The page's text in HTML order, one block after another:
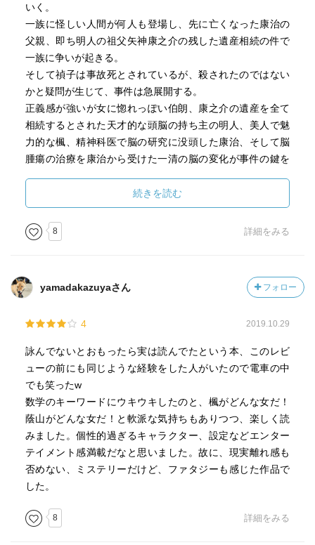
いく。
一族に怪しい人間が何人も登場し、先に亡くなった康治の
父親、即ち明人の祖父矢神康之介の残した遺産相続の件で
一族に争いが起きる。
そして禎子は事故死とされているが、殺されたのではない
かと疑問が生じて、事件は急展開する。
正義感が強いが女に惚れっぽい伯朗、康之介の遺産を全て
相続するとされた天才的な頭脳の持ち主の明人、美人で魅
力的な楓、精神科医で脳の研究に没頭した康治、そして脳
腫瘍の治療を康治から受けた一清の脳の変化が事件の鍵を
ところが最後にえ〜！とびっくりするような全く予想外の
展開の結末になり、でもちょっと軽いノリのように思える
無理がある展開だなあとは思いつつ、それでも今までにな
続きを読む
8 詳細をみる
yamadakazuyaさん フォロー
4 2019.10.29
詠んでないとおもったら実は読んでたという本、このレビ
ューの前にも同じような経験をした人がいたので電車の中
でも笑ったw
数学のキーワードにウキウキしたのと、楓がどんな女だ！
蔭山がどんな女だ！と軟派な気持ちもありつつ、楽しく読
みました。個性的過ぎるキャラクター、設定などエンター
テイメント感満載だなと思いました。故に、現実離れ感も
否めない、ミステリーだけど、ファタジーも感じた作品で
した。
8 詳細をみる